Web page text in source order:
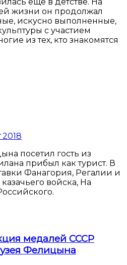
жизни он продолжал
искусно выполненные,
с участием
из тех, кто знакомятся
2018
посетил гость из
прибыл как турист. В
Фанагория, Регалии и
войска, На
медалей СССР
Фелицына